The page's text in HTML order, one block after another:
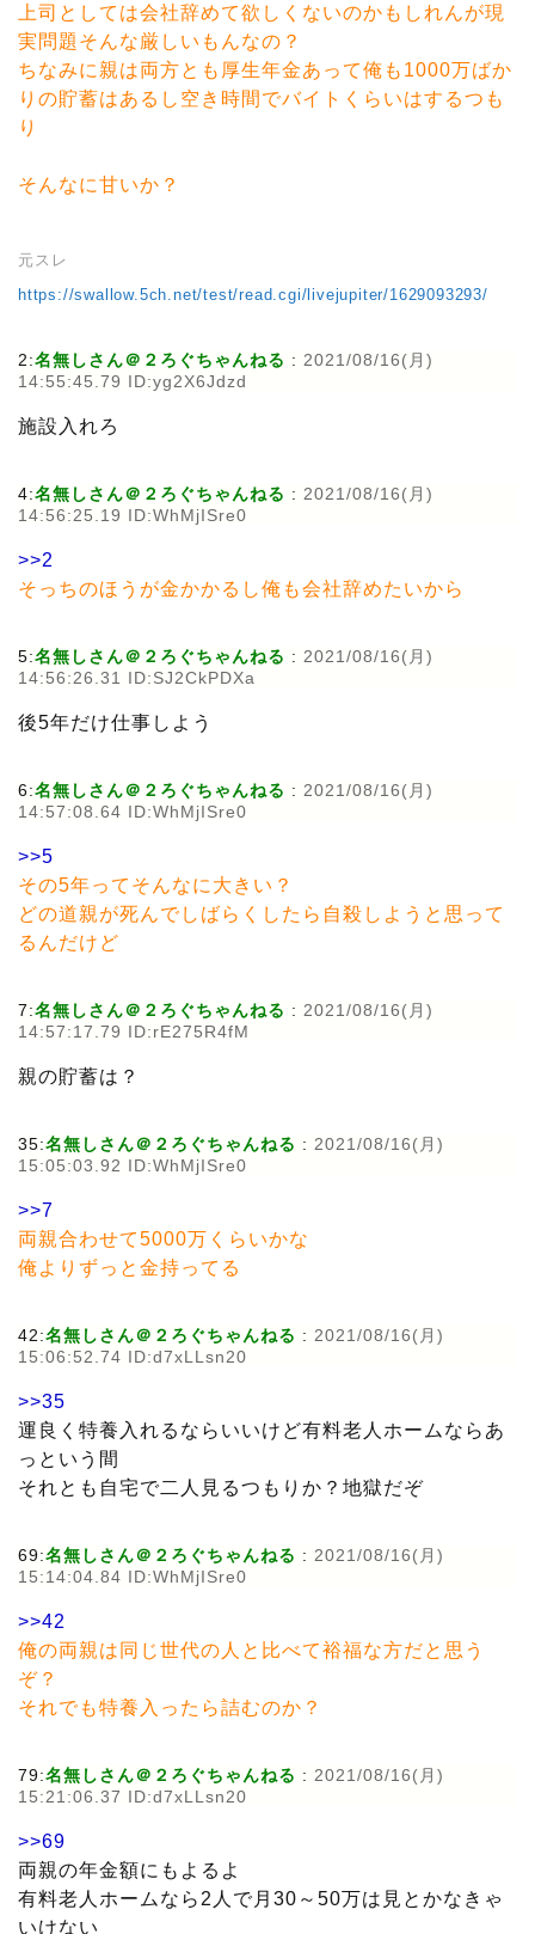
上司としては会社辞めて欲しくないのかもしれんが現
実問題そんな厳しいもんなの？
ちなみに親は両方とも厚生年金あって俺も1000万ばか
りの貯蓄はあるし空き時間でバイトくらいはするつも
り
そんなに甘いか？
元スレ
https://swallow.5ch.net/test/read.cgi/livejupiter/1629093293/
2:名無しさん＠２ろぐちゃんねる : 2021/08/16(月)
14:55:45.79 ID:yg2X6Jdzd
施設入れろ
4:名無しさん＠２ろぐちゃんねる : 2021/08/16(月)
14:56:25.19 ID:WhMjISre0
>>2
そっちのほうが金かかるし俺も会社辞めたいから
5:名無しさん＠２ろぐちゃんねる : 2021/08/16(月)
14:56:26.31 ID:SJ2CkPDXa
後5年だけ仕事しよう
6:名無しさん＠２ろぐちゃんねる : 2021/08/16(月)
14:57:08.64 ID:WhMjISre0
>>5
その5年ってそんなに大きい？
どの道親が死んでしばらくしたら自殺しようと思って
るんだけど
7:名無しさん＠２ろぐちゃんねる : 2021/08/16(月)
14:57:17.79 ID:rE275R4fM
親の貯蓄は？
35:名無しさん＠２ろぐちゃんねる : 2021/08/16(月)
15:05:03.92 ID:WhMjISre0
>>7
両親合わせて5000万くらいかな
俺よりずっと金持ってる
42:名無しさん＠２ろぐちゃんねる : 2021/08/16(月)
15:06:52.74 ID:d7xLLsn20
>>35
運良く特養入れるならいいけど有料老人ホームならあ
っという間
それとも自宅で二人見るつもりか？地獄だぞ
69:名無しさん＠２ろぐちゃんねる : 2021/08/16(月)
15:14:04.84 ID:WhMjISre0
>>42
俺の両親は同じ世代の人と比べて裕福な方だと思う
ぞ？
それでも特養入ったら詰むのか？
79:名無しさん＠２ろぐちゃんねる : 2021/08/16(月)
15:21:06.37 ID:d7xLLsn20
>>69
両親の年金額にもよるよ
有料老人ホームなら2人で月30～50万は見とかなきゃ
いけない